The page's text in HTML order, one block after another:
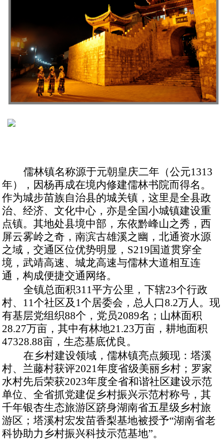
儒林镇名称源于元朝皇庆二年（公元1313
年），因杨再成在境内修建儒林书院而得名。
作为城步苗族自治县的城关镇，这里是全县政
治、经济、文化中心，亦是全国小城镇建设重
点镇。其地处县境中部，东依黔峰山之秀，西
屏云雾岭之奇，南滨古雄溪之幽，北通资水源
之域，交通区位优势明显，S219国道贯穿全
境，武靖高速、城龙高速与儒林大道相互连
通，构成便捷交通网络。
全镇总面积311平方公里，下辖23个行政
村、11个社区及1个居委会，总人口8.2万人。现
有基层党组织88个，党员2089名；山林面积
28.27万亩，其中有林地21.23万亩，耕地面积
47328.88亩，生态基底优良。
在乡村建设领域，儒林镇亮点频现：塔溪
村、兰藤村获评2021年度省级美丽乡村；罗家
水村先后荣获2023年度全省和谐社区建设示范
单位、全省抓党建促乡村振兴示范村称号，其
千年银杏生态旅游区跻身湖南省五星级乡村旅
游区；塔溪村宏发苗香梨基地被授予“湖南省老
科协助力乡村振兴科技示范基地”。